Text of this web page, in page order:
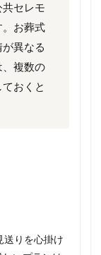
セレモ
。お葬式
異なる
、複数の
おくと
送りを心掛け